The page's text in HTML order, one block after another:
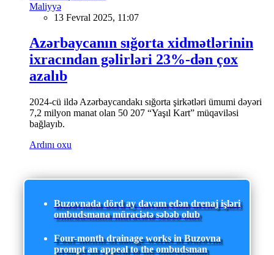
Maliyyə
13 Fevral 2025, 11:07
Azərbaycanın sığorta xidmətlərinin
ixracından gəlirləri 23%-dən çox
azalıb
2024-cü ildə Azərbaycandakı sığorta şirkətləri ümumi dəyəri
7,2 milyon manat olan 50 207 “Yaşıl Kart” müqaviləsi
bağlayıb.
Ardını oxu
Buzovnada dörd ay davam edən drenaj işləri
ombudsmana müraciətə səbəb olub
Four-month drainage works in Buzovna
prompt an appeal to the ombudsman